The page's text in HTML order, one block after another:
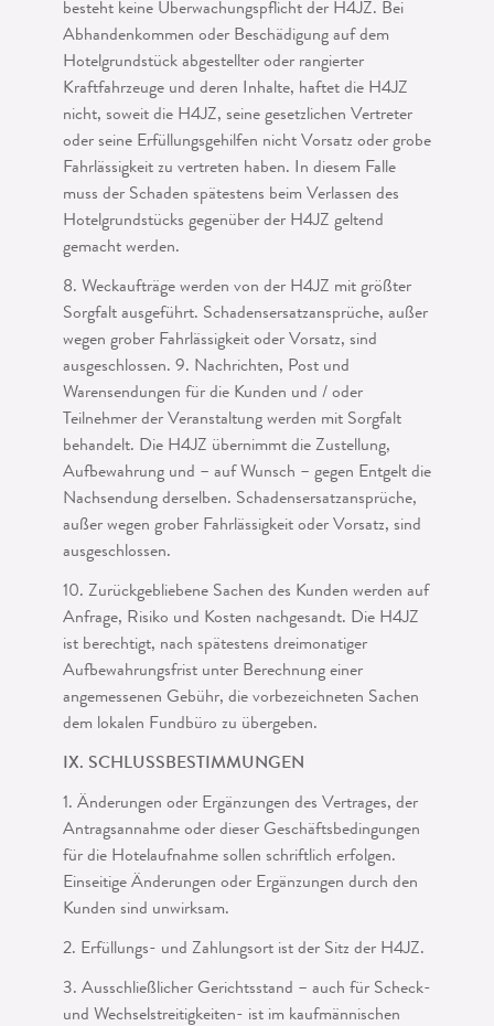
besteht keine Überwachungspflicht der H4JZ. Bei
Abhandenkommen oder Beschädigung auf dem
Hotelgrundstück abgestellter oder rangierter
Kraftfahrzeuge und deren Inhalte, haftet die H4JZ
nicht, soweit die H4JZ, seine gesetzlichen Vertreter
oder seine Erfüllungsgehilfen nicht Vorsatz oder grobe
Fahrlässigkeit zu vertreten haben. In diesem Falle
muss der Schaden spätes­tens beim Verlassen des
Hotelgrundstücks gegenüber der H4JZ geltend
gemacht werden.
8. Weckaufträge werden von der H4JZ mit größter
Sorgfalt ausgeführt. Schadenser­satzansprüche, außer
wegen grober Fahrlässigkeit oder Vorsatz, sind
ausgeschlossen. 9. Nachrichten, Post und
Warensendungen für die Kunden und / oder
Teilnehmer der Veranstaltung werden mit Sorgfalt
behandelt. Die H4JZ übernimmt die Zustel­lung,
Aufbewahrung und – auf Wunsch – gegen Entgelt die
Nachsendung derselben. Schadensersatzansprüche,
außer wegen grober Fahrlässigkeit oder Vorsatz, sind
ausgeschlossen.
10. Zurückgebliebene Sachen des Kunden werden auf
Anfrage, Risiko und Kosten nachgesandt. Die H4JZ
ist berechtigt, nach spätestens dreimonatiger
Aufbewah­rungsfrist unter Berechnung einer
angemessenen Gebühr, die vorbezeichneten Sa­chen
dem lokalen Fundbüro zu übergeben.
IX. SCHLUSSBESTIMMUNGEN
1. Änderungen oder Ergänzungen des Vertrages, der
Antragsannahme oder dieser Geschäftsbedingungen
für die Hotelaufnahme sollen schriftlich erfolgen.
Einseitige Änderungen oder Ergänzungen durch den
Kunden sind unwirksam.
2. Erfüllungs- und Zahlungsort ist der Sitz der H4JZ.
3. Ausschließlicher Gerichtsstand – auch für Scheck-
und Wechselstreitigkeiten- ist im kaufmännischen